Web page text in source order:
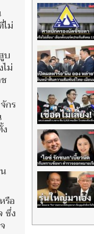
ม่
บ
ม่
กร
รือ
ซึ่ง
ตั้งบอร์ดประกั
สัมพันธ์ไทย-เ
เมียนมากลับสู่
ส่ง อปท.
หมายเรียกซ้ำ
ทยานฯ ลั่นบุญ